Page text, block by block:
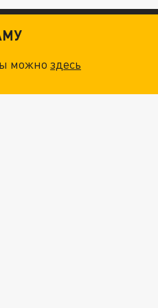
можноздесь